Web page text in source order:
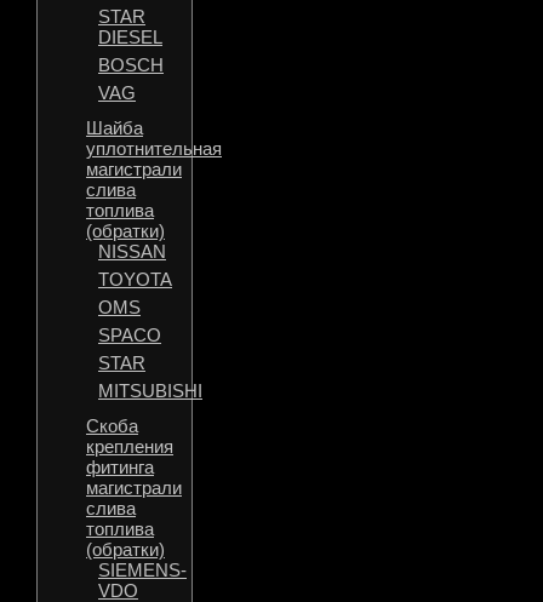
STAR
DIESEL
BOSCH
VAG
Шайба
уплотнительная
магистрали
слива
топлива
(обратки)
NISSAN
TOYOTA
OMS
SPACO
STAR
MITSUBISHI
Скоба
крепления
фитинга
магистрали
слива
топлива
(обратки)
SIEMENS-
VDO